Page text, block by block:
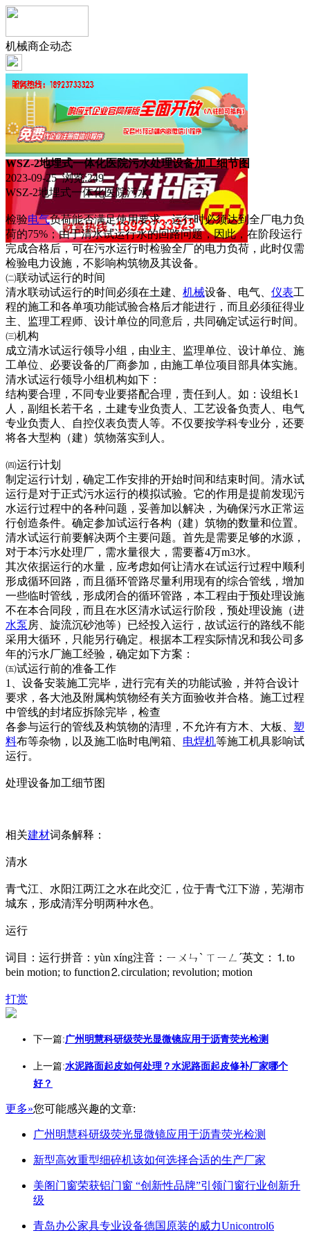
机械商企动态
WSZ-2地埋式一体化医院污水处理设备加工细节图
2023-09-25 浏览:249
WSZ-2地埋式一体化医院污水
检验电气负荷能否满足使用要求，运行时必须达到全厂电力负
荷的75%；由于清水试运行水的回路问题，因此，在阶段运行
完成合格后，可在污水运行时检验全厂的电力负荷，此时仅需
检验电力设施，不影响构筑物及其设备。
㈡联动试运行的时间
清水联动试运行的时间必须在土建、 机械设备、电气、 仪表工
程的施工和各单项功能试验合格后才能进行，而且必须征得业
主、监理工程师、设计单位的同意后，共同确定试运行时间。
㈢机构
成立清水试运行领导小组，由业主、监理单位、设计单位、施
工单位、必要设备的厂商参加，由施工单位项目部具体实施。
清水试运行领导小组机构如下：
结构要合理，不同专业要搭配合理，责任到人。如：设组长1
人，副组长若干名，土建专业负责人、工艺设备负责人、电气
专业负责人、自控仪表负责人等。不仅要按学科专业分，还要
将各大型构（建）筑物落实到人。
㈣运行计划
制定运行计划，确定工作安排的开始时间和结束时间。清水试
运行是对于正式污水运行的模拟试验。它的作用是提前发现污
水运行过程中的各种问题，妥善加以解决，为确保污水正常运
行创造条件。确定参加试运行各构（建）筑物的数量和位置。
清水试运行前要解决两个主要问题。首先是需要足够的水源，
对于本污水处理厂，需水量很大，需要蓄4万m3水。
其次依据运行的水量，应考虑如何让清水在试运行过程中顺利
形成循环回路，而且循环管路尽量利用现有的综合管线，增加
一些临时管线，形成闭合的循环管路，本工程由于预处理设施
不在本合同段，而且在水区清水试运行阶段，预处理设施（进
水泵房、旋流沉砂池等）已经投入运行，故试运行的路线不能
采用大循环，只能另行确定。根据本工程实际情况和我公司多
年的污水厂施工经验，确定如下方案：
㈤试运行前的准备工作
1、设备安装施工完毕，进行完有关的功能试验，并符合设计
要求，各大池及附属构筑物经有关方面验收并合格。施工过程
中管线的封堵应拆除完毕，检查
各参与运行的管线及构筑物的清理，不允许有方木、大板、 塑
料布等杂物，以及施工临时电闸箱、 电焊机等施工机具影响试
运行。
处理设备加工细节图
相关建材词条解释：
清水
青弋江、水阳江两江之水在此交汇，位于青弋江下游，芜湖市
城东，形成清浑分明两种水色。
运行
词目：运行拼音：yùn xíng注音：ㄧㄨㄣˋ ㄒㄧㄥˊ英文：⒈to
bein motion; to function⒉circulation; revolution; motion
打赏
下一篇:广州明慧科研级荧光显微镜应用于沥青荧光检测
上一篇:水泥路面起皮如何处理？水泥路面起皮修补厂家哪个
好？
更多»您可能感兴趣的文章:
广州明慧科研级荧光显微镜应用于沥青荧光检测
新型高效重型细碎机该如何选择合适的生产厂家
美阁门窗荣获铝门窗 “创新性品牌”引领门窗行业创新升
级
青岛办公家具专业设备德国原装的威力Unicontrol6